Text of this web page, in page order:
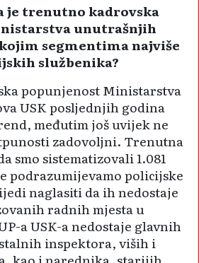
je trenutno kadrovska
unutrašnjih
segmentima najviše
službenika?
popunjenost Ministarstva
USK posljednjih godina
međutim još uvijek ne
zadovoljni. Trenutna
smo sistematizovali 1.081
podrazumijevamo policijske
naglasiti da ih nedostaje
radnih mjesta u
a USK-a nedostaje glavnih
inspektora, viših i
kao i narednika, starijih